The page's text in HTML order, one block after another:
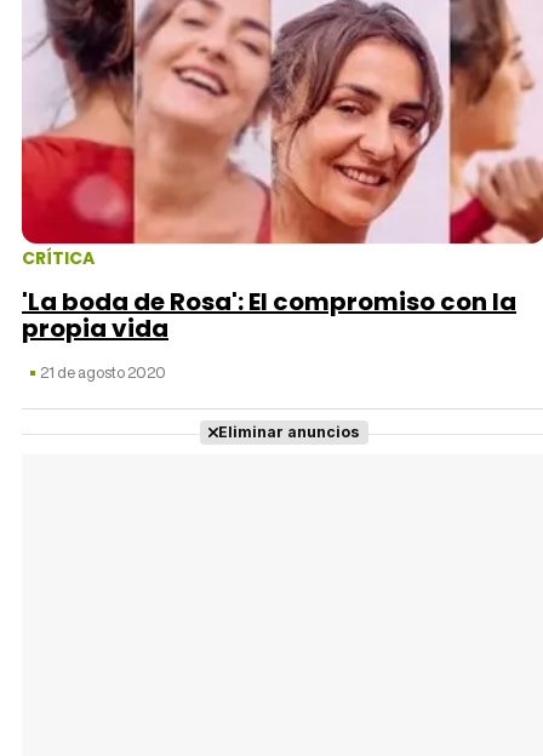
Tráiler 'Do Not Enter' (2026)
CRÍTICA
'La boda de Rosa': El compromiso con la
propia vida
21 de agosto 2020
Eliminar anuncios